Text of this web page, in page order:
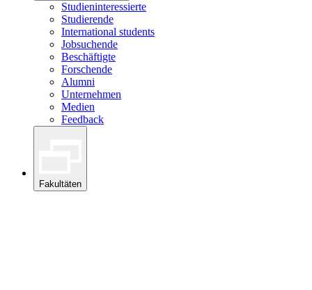
Studieninteressierte
Studierende
International students
Jobsuchende
Beschäftigte
Forschende
Alumni
Unternehmen
Medien
Feedback
Fakultäten